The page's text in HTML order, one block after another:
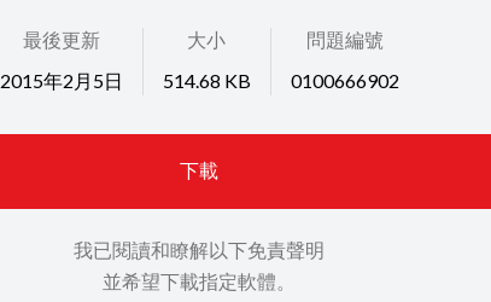
最後更新
2015年2月5日
大小
514.68 KB
問題編號
0100666902
下載
我已閱讀和瞭解以下免責聲明
並希望下載指定軟體。